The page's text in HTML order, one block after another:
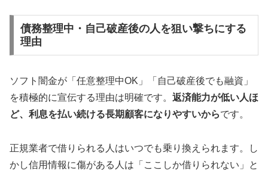
債務整理中・自己破産後の人を狙い撃ちにする
理由
ソフト闇金が「任意整理中OK」「自己破産後でも融資」
を積極的に宣伝する理由は明確です。 返済能力が低い人ほ
ど、利息を払い続ける長期顧客になりやすいからです。
正規業者で借りられる人はいつでも乗り換えられます。し
かし信用情報に傷がある人は「ここしか借りられない」と